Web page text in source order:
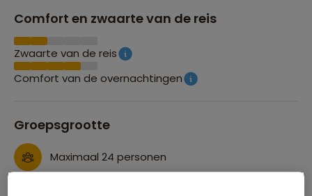
Comfort en zwaarte van de reis
Zwaarte van de reis
Comfort van de overnachtingen
Groepsgrootte
Maximaal 24 personen